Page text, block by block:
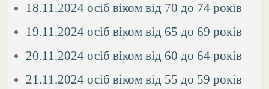
18.11.2024 осіб віком від 70 до 74 років
19.11.2024 осіб віком від 65 до 69 років
20.11.2024 осіб віком від 60 до 64 років
21.11.2024 осіб віком від 55 до 59 років